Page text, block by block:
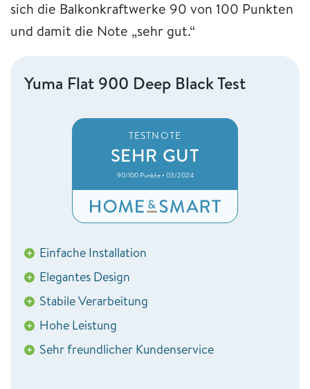
sich die Balkonkraftwerke 90 von 100 Punkten
und damit die Note „sehr gut.“
Yuma Flat 900 Deep Black Test
TESTNOTE
SEHR GUT
90/100 Punkte • 03/2024
+ Einfache Installation
+ Elegantes Design
+ Stabile Verarbeitung
+ Hohe Leistung
+ Sehr freundlicher Kundenservice